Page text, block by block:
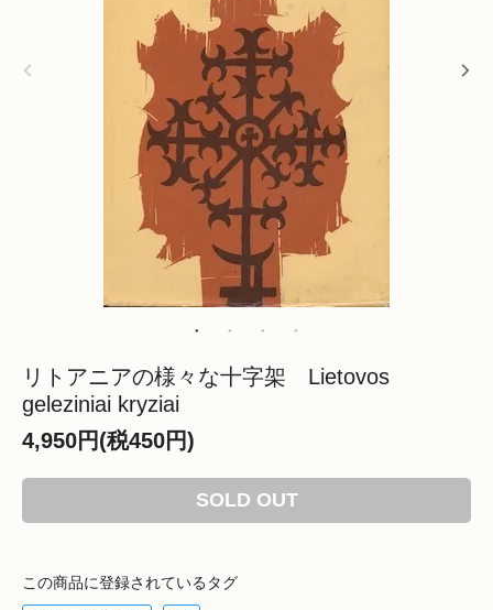
リトアニアの様々な十字架 Lietovos
geleziniai kryziai
4,950円(税450円)
SOLD OUT
この商品に登録されているタグ